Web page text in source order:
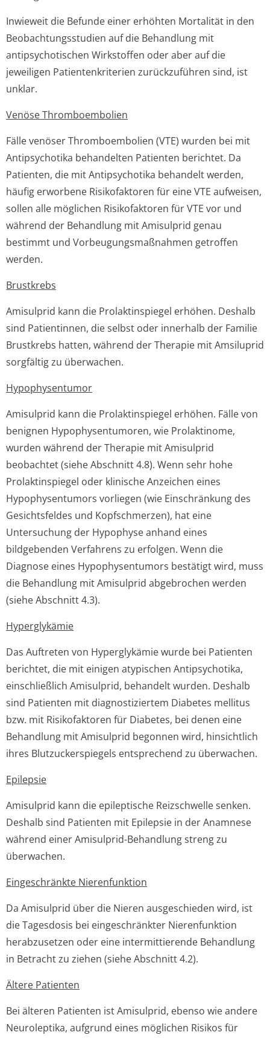
Inwieweit die Befunde einer erhöhten Mortalität in den
Beobachtungsstudien auf die Behandlung mit
antipsychotischen Wirkstoffen oder aber auf die
jeweiligen Patientenkriterien zurückzuführen sind, ist
unklar.
Venöse Thromboembolien
Fälle venöser Thromboembolien (VTE) wurden bei mit
Antipsychotika behandelten Patienten berichtet. Da
Patienten, die mit Antipsychotika behandelt werden,
häufig erworbene Risikofaktoren für eine VTE aufweisen,
sollen alle möglichen Risikofaktoren für VTE vor und
während der Behandlung mit Amisulprid genau
bestimmt und Vorbeugungsmaßnah­men getroffen
werden.
Brustkrebs
Amisulprid kann die Prolaktinspiegel erhöhen. Deshalb
sind Patientinnen, die selbst oder innerhalb der Familie
Brustkrebs hatten, während der Therapie mit Amsiluprid
sorgfältig zu überwachen.
Hypophysentumor
Amisulprid kann die Prolaktinspiegel erhöhen. Fälle von
benignen Hypophysentumoren, wie Prolaktinome,
wurden während der Therapie mit Amisulprid
beobachtet (siehe Abschnitt 4.8). Wenn sehr hohe
Prolaktinspiegel oder klinische Anzeichen eines
Hypophysentumors vorliegen (wie Einschränkung des
Gesichtsfeldes und Kopfschmerzen), hat eine
Untersuchung der Hypophyse anhand eines
bildgebenden Verfahrens zu erfolgen. Wenn die
Diagnose eines Hypophysentumors bestätigt wird, muss
die Behandlung mit Amisulprid abgebrochen werden
(siehe Abschnitt 4.3).
Hyperglykämie
Das Auftreten von Hyperglykämie wurde bei Patienten
berichtet, die mit einigen atypischen Antipsychotika,
einschließlich Amisulprid, behandelt wurden. Deshalb
sind Patienten mit diagnostiziertem Diabetes mellitus
bzw. mit Risikofaktoren für Diabetes, bei denen eine
Behandlung mit Amisulprid begonnen wird, hinsichtlich
ihres Blutzuckerspiegels entsprechend zu überwachen.
Epilepsie
Amisulprid kann die epileptische Reizschwelle senken.
Deshalb sind Patienten mit Epilepsie in der Anamnese
während einer Amisulprid-Behandlung streng zu
überwachen.
Eingeschränkte Nierenfunktion
Da Amisulprid über die Nieren ausgeschieden wird, ist
die Tagesdosis bei eingeschränkter Nierenfunktion
herabzusetzen oder eine intermittierende Behandlung
in Betracht zu ziehen (siehe Abschnitt 4.2).
Ältere Patienten
Bei älteren Patienten ist Amisulprid, ebenso wie andere
Neuroleptika, aufgrund eines möglichen Risikos für